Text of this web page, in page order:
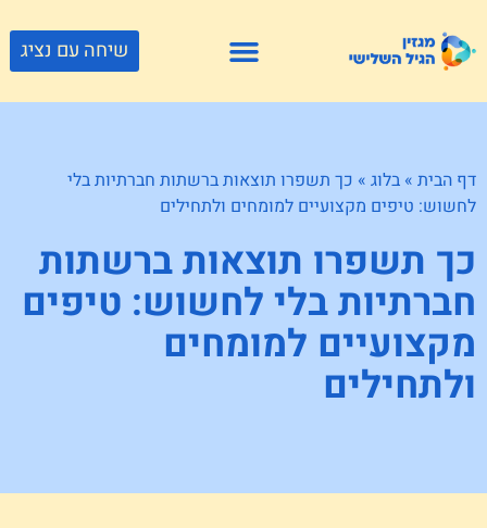
שיחה עם נציג
דף הבית » בלוג » כך תשפרו תוצאות ברשתות חברתיות בלי
לחשוש: טיפים מקצועיים למומחים ולתחילים
כך תשפרו תוצאות ברשתות
חברתיות בלי לחשוש: טיפים
מקצועיים למומחים
ולתחילים